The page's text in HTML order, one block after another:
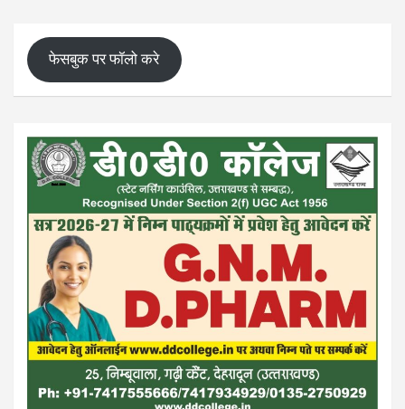
फेसबुक पर फॉलो करे